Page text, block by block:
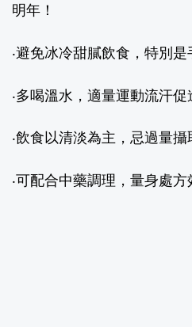
明年！
‧避免冰冷甜膩飲食，特別
‧多喝溫水，適量運動流汗促
‧飲食以清淡為主，忌過量
‧可配合中藥調理，量身處方